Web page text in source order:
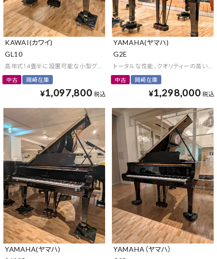
KAWAI(カワイ)
GL10
高年式！4畳半に設置可能な小型グランドピアノ
中古 岡崎在庫
¥1,097,800 税込
YAMAHA(ヤマハ)
G2E
トータルな性能、クオリティーの高い小
中古 岡崎在庫
¥1,298,000 税込
YAMAHA(ヤマハ)
YAMAHA（ヤマハ）